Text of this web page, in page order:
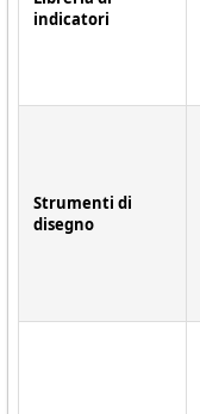
indicatori
Strumenti di
disegno